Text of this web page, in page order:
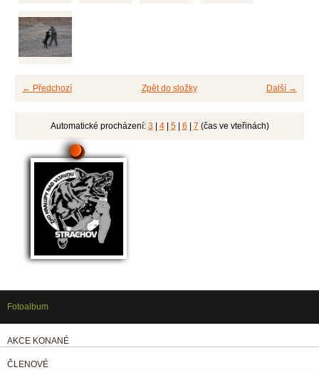
← Předchozí Další →
Zpět do složky
Automatické procházení: 3 | 4| 5| 6 | 7 (čas ve vteřinách)
Fotoalbum
AKCE KONANÉ
ČLENOVÉ